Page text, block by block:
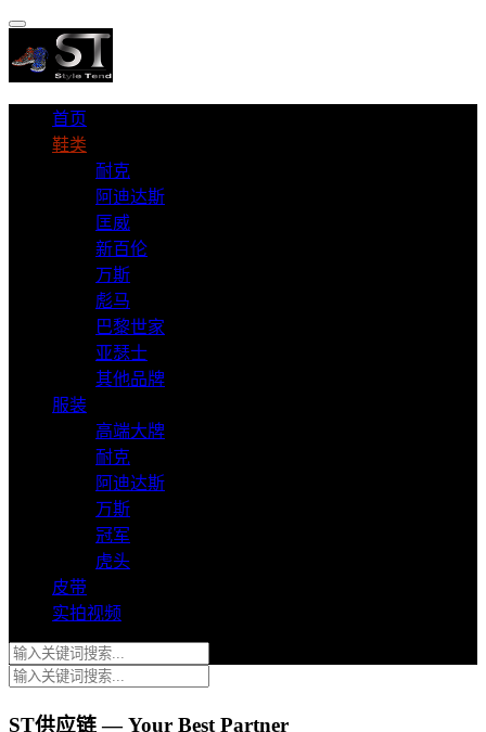
首页
鞋类
耐克
阿迪达斯
匡威
新百伦
万斯
彪马
巴黎世家
亚瑟士
其他品牌
服装
高端大牌
耐克
阿迪达斯
万斯
冠军
虎头
皮带
实拍视频
ST供应链 — Your Best Partner